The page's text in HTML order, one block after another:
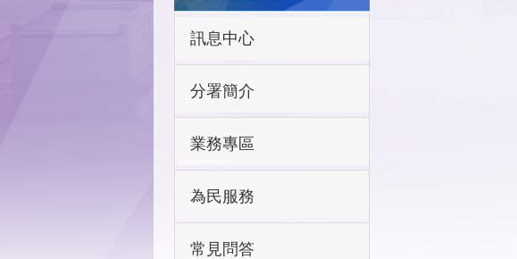
訊息中心
分署簡介
業務專區
為民服務
常見問答